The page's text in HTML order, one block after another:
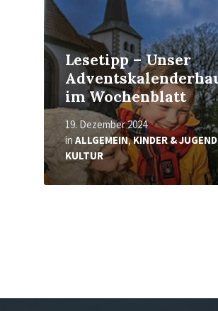
Lesetipp – Unser
im Wochenblatt
19. Dezember 2024
inALLGEMEIN,KINDER & JUGEND
KULTUR
Beiträge